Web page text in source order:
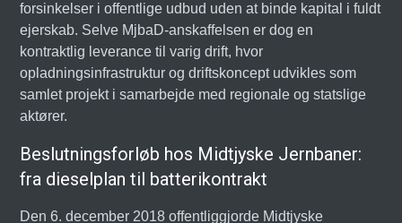
forsinkelser i offentlige udbud uden at binde kapital i fuldt
ejerskab. Selve MjbaD-anskaffelsen er dog en
kontraktlig leverance til varig drift, hvor
opladningsinfrastruktur og driftskoncept udvikles som
samlet projekt i samarbejde med regionale og statslige
aktører.
Beslutningsforløb hos Midtjyske Jernbaner:
fra dieselplan til batterikontrakt
Den 6. december 2018 offentliggjorde Midtjyske